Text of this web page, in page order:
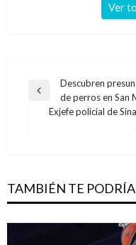
Ver
Navegación
Entrada
anterior
Descubren
de perros en San
Exjefe policial de
TAMBIÉN TE PODRÍA